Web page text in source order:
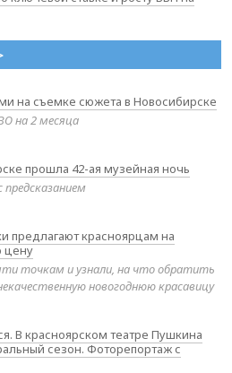
на съемке сюжета в Новосибирске
на 2 месяца
прошла 42-ая музейная ночь
предсказанием
предлагают красноярцам на
цену
точкам и узнали, на что обратить
новогоднюю красавицу
В красноярском театре Пушкина
сезон. Фоторепортаж с